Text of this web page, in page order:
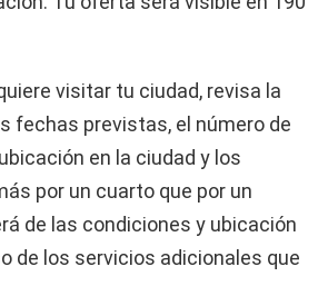
visitar tu ciudad, revisa la
fechas previstas, el número de
en la ciudad y los
por un cuarto que por un
de las condiciones y ubicación
de los servicios adicionales que